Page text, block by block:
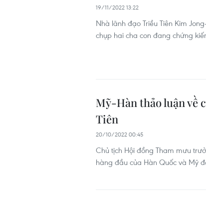
19/11/2022 13:22
Nhà lãnh đạo Triều Tiên Kim
chụp hai cha con đang chứng
Mỹ-Hàn thảo luận về
Tiên
20/10/2022 00:45
Chủ tịch Hội đồng Tham mưu
hàng đầu của Hàn Quốc và Mỹ